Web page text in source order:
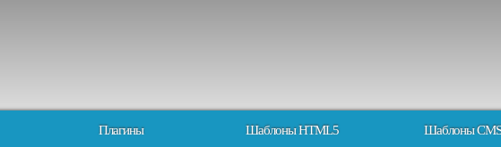
Плагины Шаблоны HTML5 Шаблоны CMS